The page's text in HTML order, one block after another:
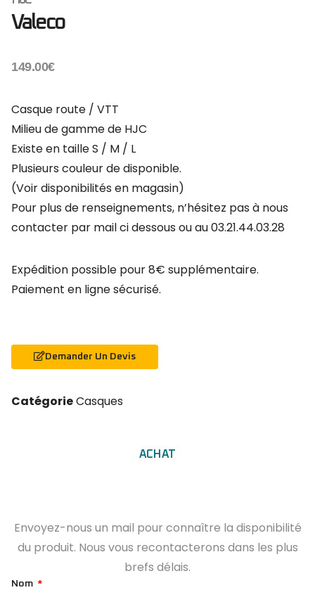
Valeco
149.00€
Casque route / VTT
Milieu de gamme de HJC
Existe en taille S / M / L
Plusieurs couleur de disponible.
(Voir disponibilités en magasin)
Pour plus de renseignements, n’hésitez pas à nous
contacter par mail ci dessous ou au 03.21.44.03.28
Expédition possible pour 8€ supplémentaire.
Paiement en ligne sécurisé.
Demander Un Devis
CatégorieCasques
ACHAT
Envoyez-nous un mail pour connaître la disponibilité
du produit. Nous vous recontacterons dans les plus
brefs délais.
Nom